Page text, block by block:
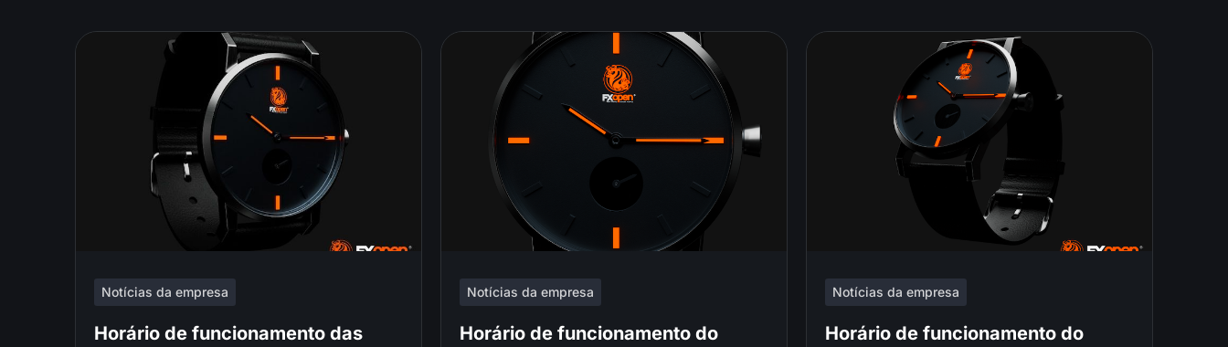
Notícias da empresa
Horário de funcionamento das
Notícias da empresa
Horário de funcionamento do
Notícias da empresa
Horário de funcionamento do